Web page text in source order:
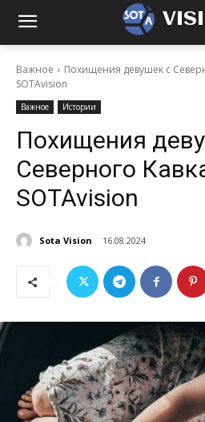
Важное
Похищения девушек с
SOTAvision
Важное Истории
Похищения
Северного
SOTAvision
Sota Vision 16.08.2024